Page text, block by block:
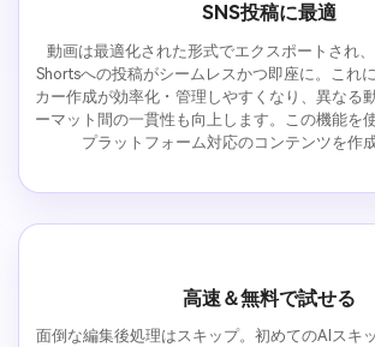
SNS投稿に最適
動画は最適化された形式でエクスポートされ、
Shortsへの投稿がシームレスかつ即座に。これ
カー作成が効率化・管理しやすくなり、異なる
ーマット間の一貫性も向上します。この機能を
プラットフォーム対応のコンテンツを作
高速＆無料で試せる
面倒な編集後処理はスキップ。初めてのAIスキ